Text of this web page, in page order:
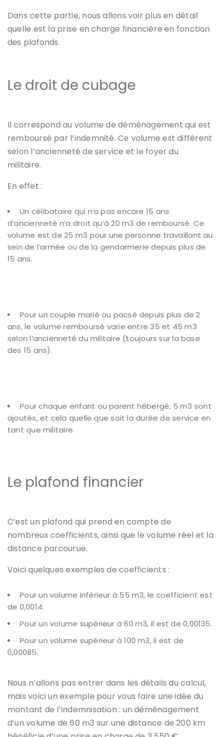
Dans cette partie, nous allons voir plus en détail
quelle est la prise en charge financière en fonction
des plafonds.
Le droit de cubage
Il correspond au volume de déménagement qui est
remboursé par l’indemnité. Ce volume est différent
selon l’ancienneté de service et le foyer du
militaire.
En effet :
Un célibataire qui n’a pas encore 15 ans
d’ancienneté n’a droit qu’à 20 m3 de remboursé. Ce
volume est de 25 m3 pour une personne travaillant au
sein de l’armée ou de la gendarmerie depuis plus de
15 ans.
Pour un couple marié ou pacsé depuis plus de 2
ans, le volume remboursé varie entre 35 et 45 m3
selon l’ancienneté du militaire (toujours sur la base
des 15 ans).
Pour chaque enfant ou parent hébergé, 5 m3 sont
ajoutés, et cela quelle que soit la durée de service en
tant que militaire.
Le plafond financier
C’est un plafond qui prend en compte de
nombreux coefficients, ainsi que le volume réel et la
distance parcourue.
Voici quelques exemples de coefficients :
Pour un volume inférieur à 55 m3, le coefficient est
de 0,0014.
Pour un volume supérieur à 60 m3, il est de 0,00135.
Pour un volume supérieur à 100 m3, il est de
0,00085.
Nous n’allons pas entrer dans les détails du calcul,
mais voici un exemple pour vous faire une idée du
montant de l’indemnisation : un déménagement
d’un volume de 60 m3 sur une distance de 200 km